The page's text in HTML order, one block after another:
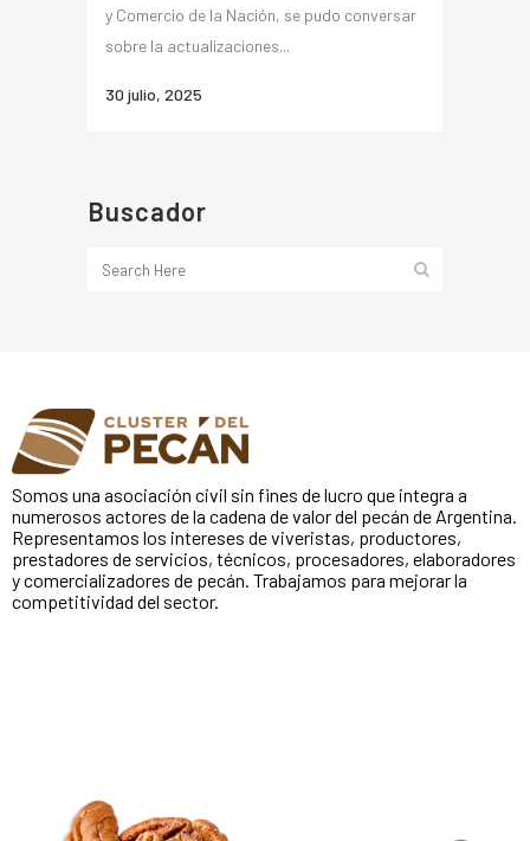
y Comercio de la Nación, se pudo conversar
sobre la actualizaciones...
30 julio, 2025
Buscador
Somos una asociación civil sin fines de lucro que integra a
numerosos actores de la cadena de valor del pecán de Argentina.
Representamos los intereses de viveristas, productores,
prestadores de servicios, técnicos, procesadores, elaboradores
y comercializadores de pecán. Trabajamos para mejorar la
competitividad del sector.